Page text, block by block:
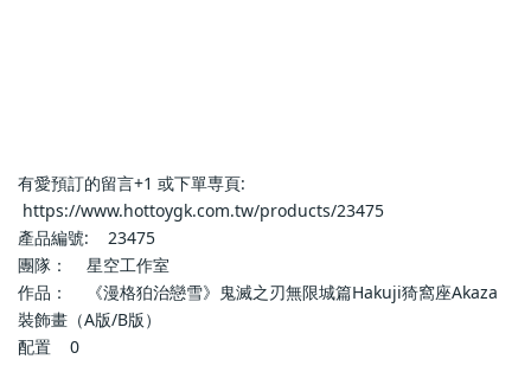
有愛預訂的留言+1 或下單専頁:
https://www.hottoygk.com.tw/products/23475
產品編號:    23475
團隊：    星空工作室
作品：    《漫格狛治戀雪》鬼滅之刃無限城篇Hakuji猗窩座Akaza
裝飾畫（A版/B版）
配置    0